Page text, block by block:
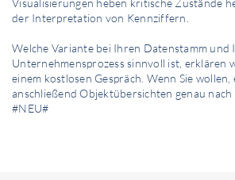
Visualisierungen heben kritische Zustände
der Interpretation von Kennziffern.
Welche Variante bei Ihren Datenstamm und
Unternehmensprozess sinnvoll ist, erklären
einem kostlosen Gespräch. Wenn Sie
anschließend Objektübersichten genau
#NEU#